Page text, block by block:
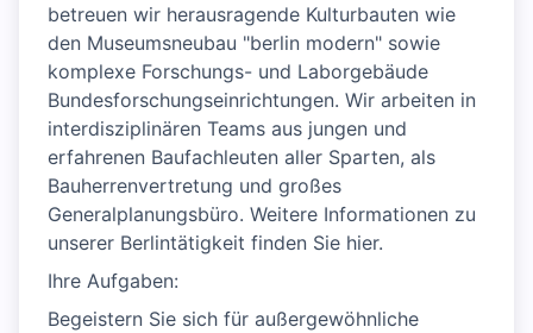
betreuen wir herausragende Kulturbauten wie
den Museumsneubau "berlin modern" sowie
komplexe Forschungs- und Laborgebäude
Bundesforschungseinrichtungen. Wir arbeiten in
interdisziplinären Teams aus jungen und
erfahrenen Baufachleuten aller Sparten, als
Bauherrenvertretung und großes
Generalplanungsbüro. Weitere Informationen zu
unserer Berlintätigkeit finden Sie hier.
Ihre Aufgaben:
Begeistern Sie sich für außergewöhnliche